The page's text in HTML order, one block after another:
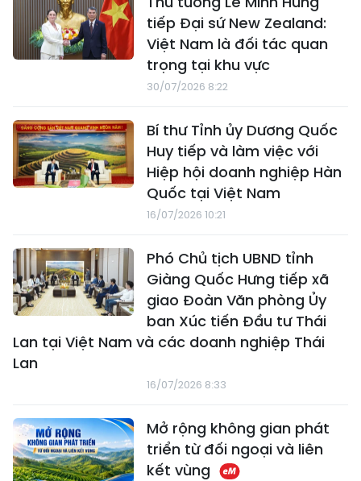
tiếp Đại sứ New Zealand:
Việt Nam là đối tác quan
trọng tại khu vực
30/07/2026 8:22
Bí thư Tỉnh ủy Dương Quốc
Huy tiếp và làm việc với
Hiệp hội doanh nghiệp Hàn
Quốc tại Việt Nam
16/07/2026 10:21
Phó Chủ tịch UBND tỉnh
Giàng Quốc Hưng tiếp xã
giao Đoàn Văn phòng Ủy
ban Xúc tiến Đầu tư Thái
Lan tại Việt Nam và các doanh nghiệp Thái
Lan
16/07/2026 8:33
Mở rộng không gian phát
triển từ đối ngoại và liên
kết vùng